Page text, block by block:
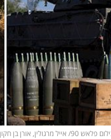
אורן בן חקון)